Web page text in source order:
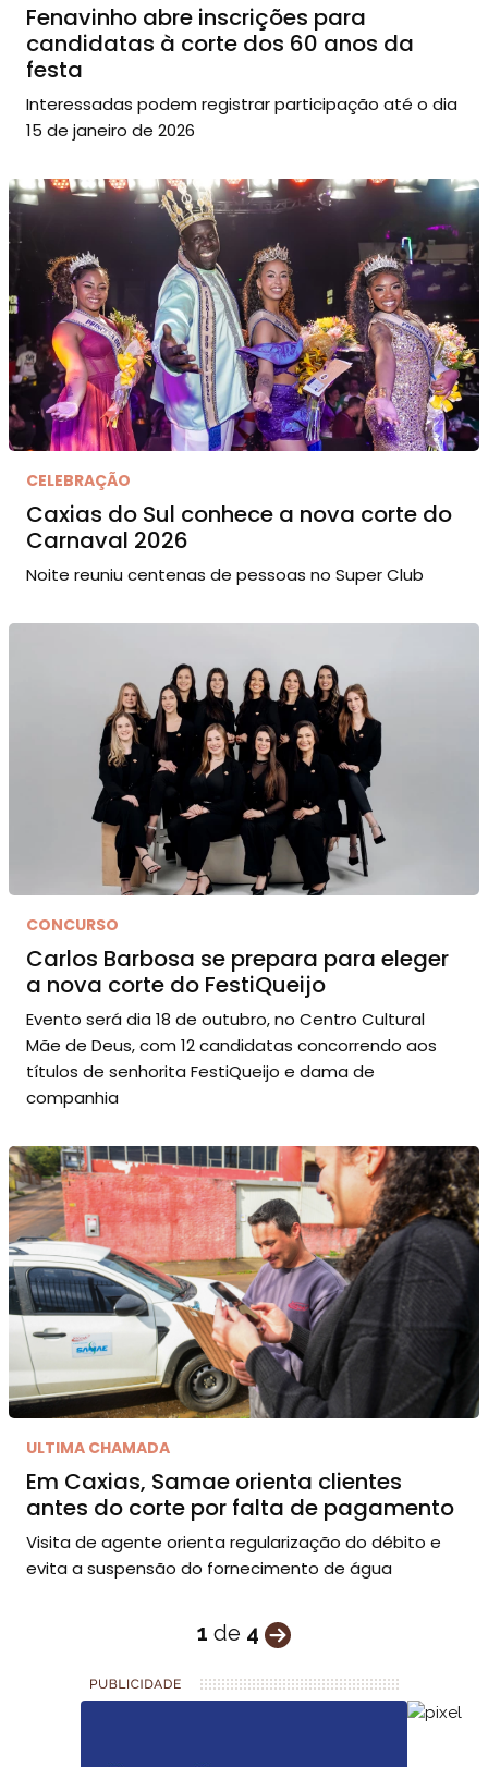
Fenavinho abre inscrições para
candidatas à corte dos 60 anos da
festa
Interessadas podem registrar participação até o dia
15 de janeiro de 2026
CELEBRAÇÃO
Caxias do Sul conhece a nova corte do
Carnaval 2026
Noite reuniu centenas de pessoas no Super Club
CONCURSO
Carlos Barbosa se prepara para eleger
a nova corte do FestiQueijo
Evento será dia 18 de outubro, no Centro Cultural
Mãe de Deus, com 12 candidatas concorrendo aos
títulos de senhorita FestiQueijo e dama de
companhia
ULTIMA CHAMADA
Em Caxias, Samae orienta clientes
antes do corte por falta de pagamento
Visita de agente orienta regularização do débito e
evita a suspensão do fornecimento de água
1 de 4